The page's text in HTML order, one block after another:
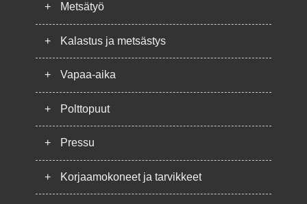
+ Metsätyö
+ Kalastus ja metsästys
+ Vapaa-aika
+ Polttopuut
+ Pressu
+ Korjaamokoneet ja tarvikkeet